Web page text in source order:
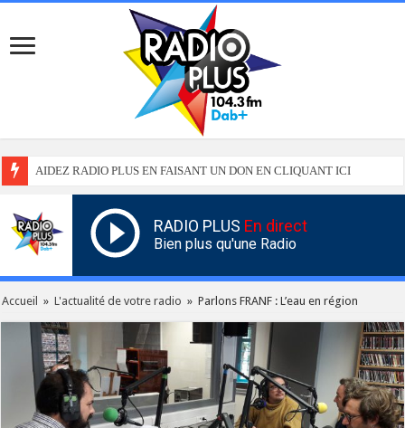
AIDEZ RADIO PLUS EN FAISANT UN DON EN CLIQUANT ICI
RADIO PLUS En direct
Bien plus qu'une Radio
Accueil » L'actualité de votre radio » Parlons FRANF : L’eau en région